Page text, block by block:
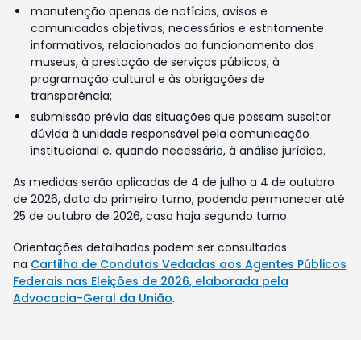
manutenção apenas de notícias, avisos e
comunicados objetivos, necessários e estritamente
informativos, relacionados ao funcionamento dos
museus, à prestação de serviços públicos, à
programação cultural e às obrigações de
transparência;
submissão prévia das situações que possam suscitar
dúvida à unidade responsável pela comunicação
institucional e, quando necessário, à análise jurídica.
As medidas serão aplicadas de 4 de julho a 4 de outubro
de 2026, data do primeiro turno, podendo permanecer até
25 de outubro de 2026, caso haja segundo turno.
Orientações detalhadas podem ser consultadas
na Cartilha de Condutas Vedadas aos Agentes Públicos
Federais nas Eleições de 2026, elaborada pela
Advocacia-Geral da União.